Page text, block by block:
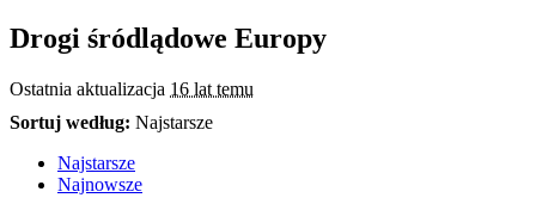
Drogi śródlądowe Europy
Ostatnia aktualizacja 16 lat temu
Sortuj według: Najstarsze
Najstarsze
Najnowsze